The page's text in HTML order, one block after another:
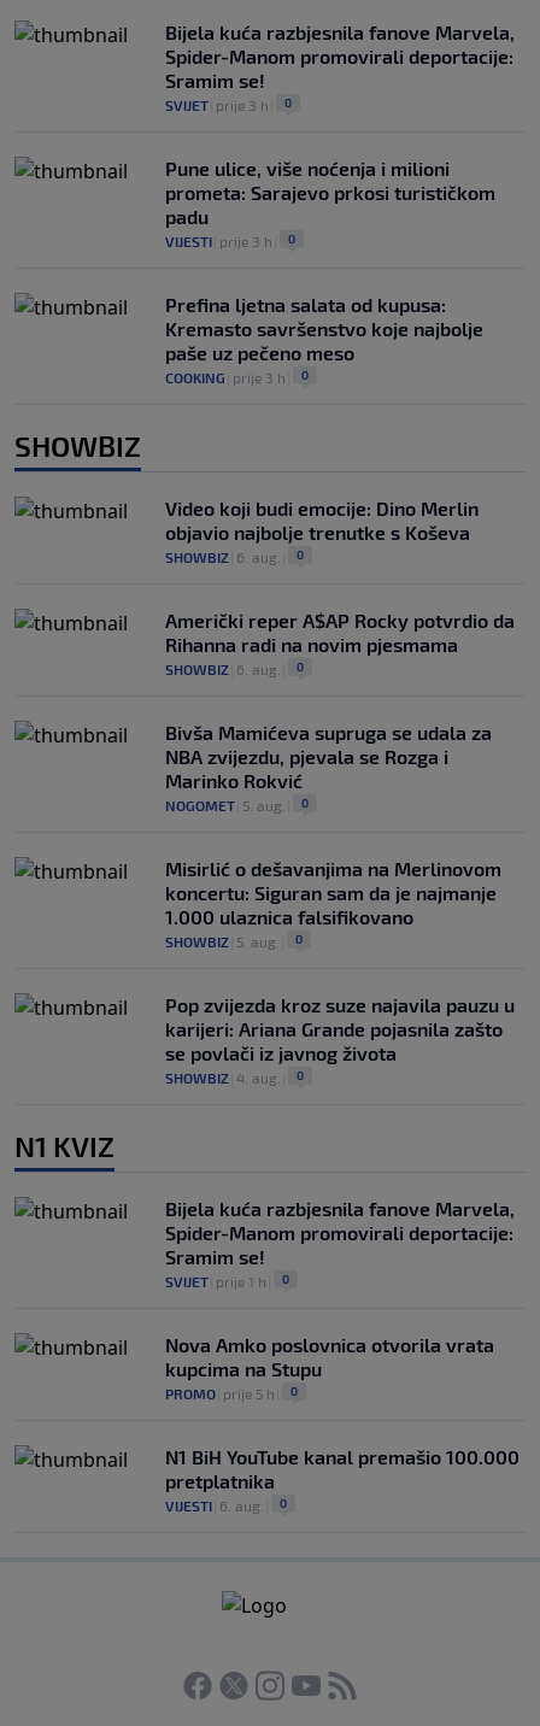
Bijela kuća razbjesnila fanove Marvela,
Spider-Manom promovirali deportacije:
Sramim se!
SVIJET prije 3 h 0
Pune ulice, više noćenja i milioni
prometa: Sarajevo prkosi turističkom
padu
VIJESTI prije 3 h 0
Prefina ljetna salata od kupusa:
Kremasto savršenstvo koje najbolje
paše uz pečeno meso
COOKING prije 3 h 0
SHOWBIZ
Video koji budi emocije: Dino Merlin
objavio najbolje trenutke s Koševa
SHOWBIZ 6. aug. 0
Američki reper A$AP Rocky potvrdio da
Rihanna radi na novim pjesmama
SHOWBIZ 6. aug. 0
Bivša Mamićeva supruga se udala za
NBA zvijezdu, pjevala se Rozga i
Marinko Rokvić
NOGOMET 5. aug. 0
Misirlić o dešavanjima na Merlinovom
koncertu: Siguran sam da je najmanje
1.000 ulaznica falsifikovano
SHOWBIZ 5. aug. 0
Pop zvijezda kroz suze najavila pauzu u
karijeri: Ariana Grande pojasnila zašto
se povlači iz javnog života
SHOWBIZ 4. aug. 0
N1 KVIZ
Bijela kuća razbjesnila fanove Marvela,
Spider-Manom promovirali deportacije:
Sramim se!
SVIJET prije 1 h 0
Nova Amko poslovnica otvorila vrata
kupcima na Stupu
PROMO prije 5 h 0
N1 BiH YouTube kanal premašio 100.000
pretplatnika
VIJESTI 6. aug. 0